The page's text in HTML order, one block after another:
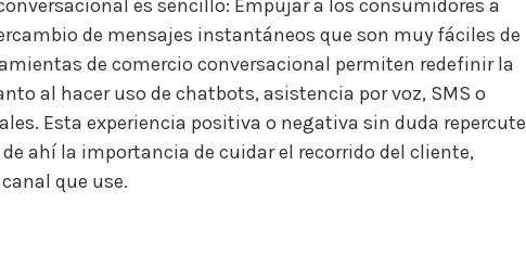
es sencillo: Empujar a los consumidores a
de mensajes instantáneos que son muy fáciles de
de comercio conversacional permiten redefinir la
al hacer uso de chatbots, asistencia por voz, SMS o
Esta experiencia positiva o negativa sin duda repercute
ahí la importancia de cuidar el recorrido del cliente,
que use.